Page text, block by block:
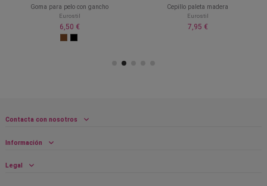
Goma para pelo con gancho
Eurostil
6,50 €
Cepillo paleta madera
Eurostil
7,95 €
Contacta con nosotros
Información
Legal